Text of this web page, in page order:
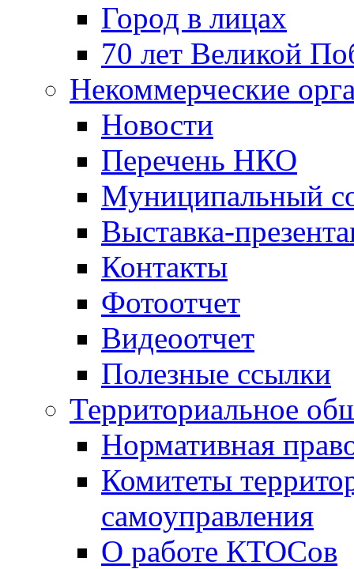
Город в лицах
70 лет Великой
Некоммерческие
Новости
Перечень НКО
Муниципальный
Выставка-
Контакты
Фотоотчет
Видеоотчет
Полезные ссылки
Территориальное
Нормативная
Комитеты
самоуправления
О работе КТОСов